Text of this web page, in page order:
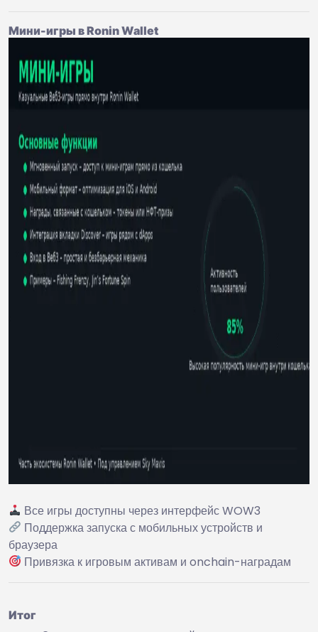
Мини-игры в Ronin Wallet
Все игры доступны через интерфейс WOW3
Поддержка запуска с мобильных устройств и
браузера
Привязка к игровым активам и onchain-наградам
Итог